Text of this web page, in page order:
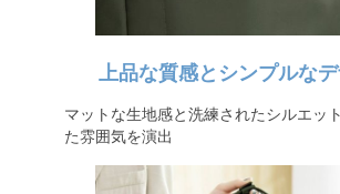
上品な質感とシンプルな
マットな生地感と洗練されたシルエッ
た雰囲気を演出